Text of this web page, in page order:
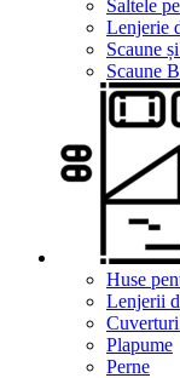
Saltele
Lenjerie
Scaune
Scaune
Huse
Lenjerii
Plapume
Perne